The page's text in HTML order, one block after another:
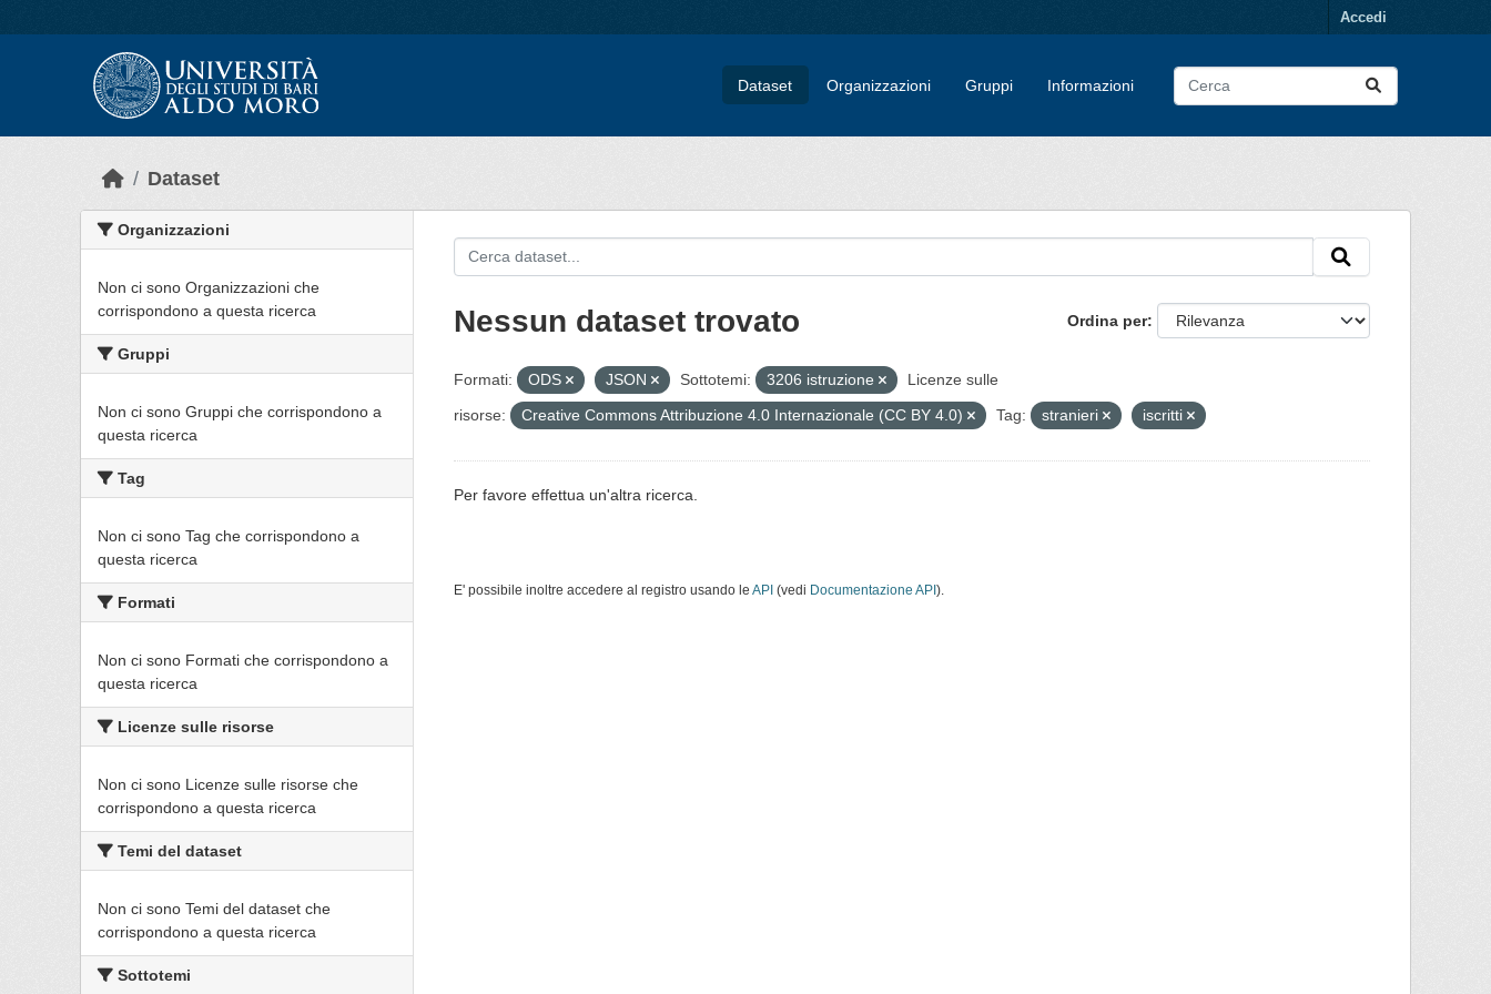
Accedi
Dataset Organizzazioni Gruppi Informazioni
Dataset
Organizzazioni
Non ci sono Organizzazioni che
corrispondono a questa ricerca
Gruppi
Non ci sono Gruppi che corrispondono a
questa ricerca
Tag
Non ci sono Tag che corrispondono a
questa ricerca
Formati
Non ci sono Formati che corrispondono a
questa ricerca
Licenze sulle risorse
Non ci sono Licenze sulle risorse che
corrispondono a questa ricerca
Temi del dataset
Non ci sono Temi del dataset che
corrispondono a questa ricerca
Sottotemi
Ordina per
Nessun dataset trovato
Formati: ODS JSON Sottotemi: 3206 istruzione
Licenze sulle
risorse:
Creative Commons Attribuzione 4.0 Internazionale (CC BY 4.0) Tag: stranieri iscritti
Per favore effettua un'altra ricerca.
E' possibile inoltre accedere al registro usando le API (vedi Documentazione API ).